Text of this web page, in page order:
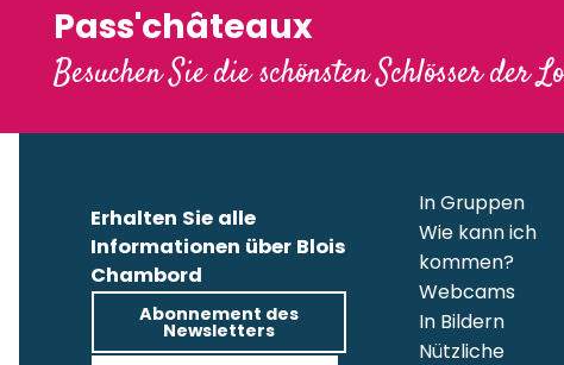
Pass'châteaux
Besuchen Sie die schönsten Schlösser der
Erhalten Sie alle
Informationen über Blois
Chambord
Abonnement des
Newsletters
In Gruppen
Wie kann ich
kommen?
Webcams
In Bildern
Nützliche